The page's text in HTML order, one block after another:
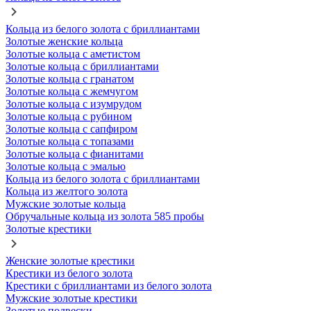
Кольца из белого золота с бриллиантами
Золотые женские кольца
Золотые кольца с аметистом
Золотые кольца с бриллиантами
Золотые кольца с гранатом
Золотые кольца с жемчугом
Золотые кольца с изумрудом
Золотые кольца с рубином
Золотые кольца с сапфиром
Золотые кольца с топазами
Золотые кольца с фианитами
Золотые кольца с эмалью
Кольца из белого золота с бриллиантами
Кольца из желтого золота
Мужские золотые кольца
Обручальные кольца из золота 585 пробы
Золотые крестики
Женские золотые крестики
Крестики из белого золота
Крестики с бриллиантами из белого золота
Мужские золотые крестики